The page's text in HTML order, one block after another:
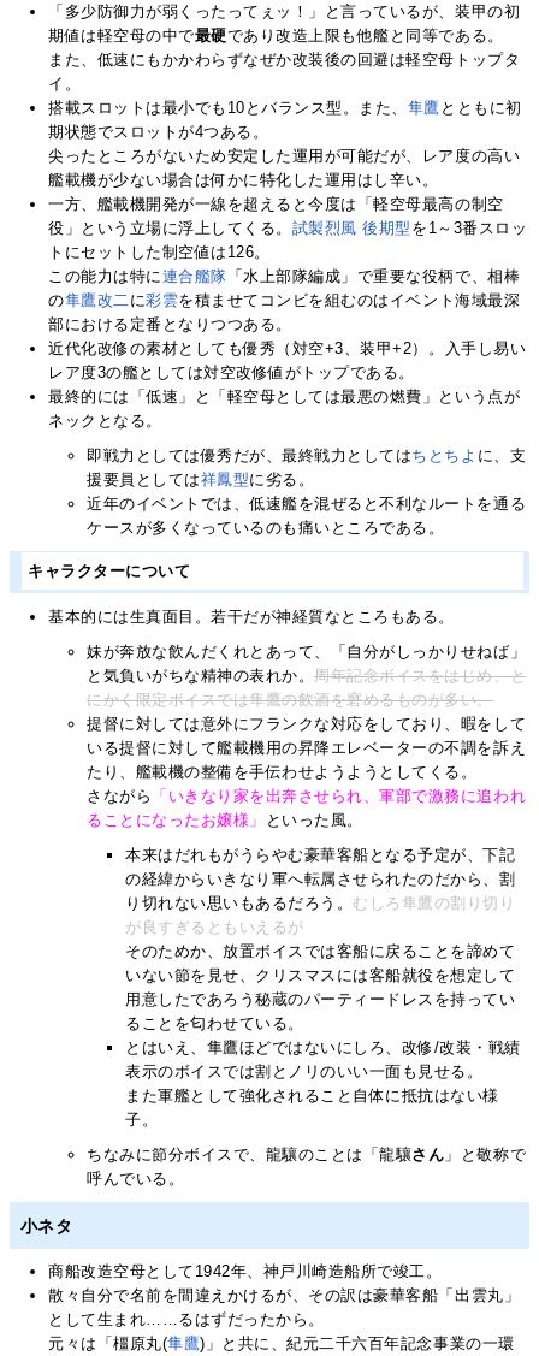
「多少防御力が弱くったってぇッ！」と言っているが、装甲の初
期値は軽空母の中で最硬であり改造上限も他艦と同等である。
また、低速にもかかわらずなぜか改装後の回避は軽空母トップタ
イ。
搭載スロットは最小でも10とバランス型。また、 隼鷹 とともに初
期状態でスロットが4つある。
尖ったところがないため安定した運用が可能だが、レア度の高い
艦載機が少ない場合は何かに特化した運用はし辛い。
一方、艦載機開発が一線を超えると今度は「軽空母最高の制空
役」という立場に浮上してくる。 試製烈風 後期型 を1～3番スロッ
トにセットした制空値は126。
この能力は特に連合艦隊 「水上部隊編成」で重要な役柄で、相棒
の隼鷹改二 に彩雲を積ませてコンビを組むのはイベント海域最深
部における定番となりつつある。
近代化改修の素材としても優秀（対空+3、装甲+2）。入手し易い
レア度3の艦としては対空改修値がトップである。
最終的には「低速」と「軽空母としては最悪の燃費」という点が
ネックとなる。
即戦力としては優秀だが、最終戦力としてはちと ちよ に、支
援要員としては祥鳳型に劣る。
近年のイベントでは、低速艦を混ぜると不利なルートを通る
ケースが多くなっているのも痛いところである。
キャラクターについて
基本的には生真面目。若干だが神経質なところもある。
妹が奔放な飲んだくれとあって、「自分がしっかりせねば」
と気負いがちな精神の表れか。周年記念ボイスをはじめ、と
にかく限定ボイスでは隼鷹の飲酒を窘めるものが多い。
提督に対しては意外にフランクな対応をしており、暇をして
いる提督に対して艦載機用の昇降エレベーターの不調を訴え
たり、艦載機の整備を手伝わせようようとしてくる。
さながら 「いきなり家を出奔させられ、軍部で激務に追われ
ることになったお嬢様」
といった風。
本来はだれもがうらやむ豪華客船となる予定が、下記
の経緯からいきなり軍へ転属させられたのだから、割
り切れない思いもあるだろう。 むしろ隼鷹の割り切り
が良すぎるともいえるが
そのためか、放置ボイスでは客船に戻ることを諦めて
いない節を見せ、クリスマスには客船就役を想定して
用意したであろう秘蔵のパーティードレスを持ってい
ることを匂わせている。
とはいえ、隼鷹ほどではないにしろ、改修/改装・戦績
表示のボイスでは割とノリのいい一面も見せる。
また軍艦として強化されること自体に抵抗はない様
子。
ちなみに節分ボイスで、龍驤のことは「龍驤さん 」と敬称で
呼んでいる。
小ネタ
商船改造空母として1942年、神戸川崎造船所で竣工。
散々自分で名前を間違えかけるが、その訳は豪華客船「出雲丸」
として生まれ……るはずだったから。
元々は「橿原丸(隼鷹)」と共に、紀元二千六百年記念事業の一環